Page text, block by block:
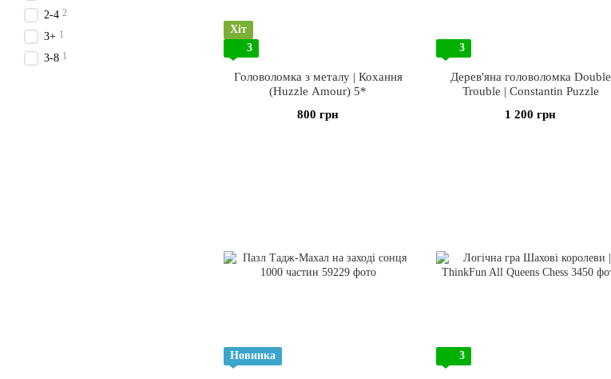
Хіт
3
Головоломка з металу | Кохання
(Huzzle Amour) 5*
800 грн
3
Дерев'яна головоломка Double
Trouble | Constantin Puzzle
1 200 грн
Новинка 3
2-4 2
3+ 1
3-8 1